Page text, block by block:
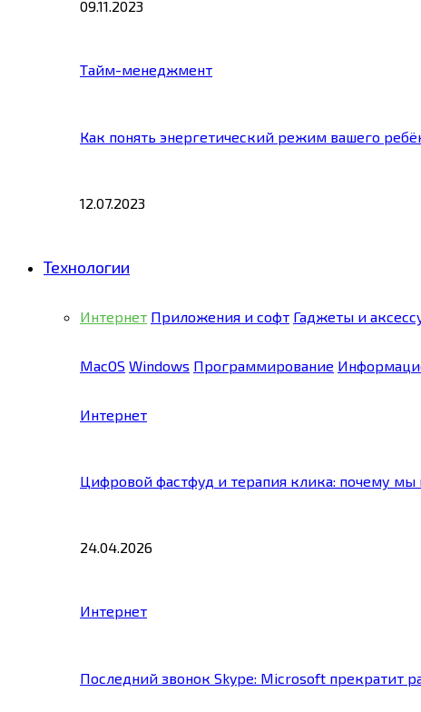
09.11.2023
Тайм-менеджмент
Как понять энергетический режим вашего
12.07.2023
Технологии
Интернет Приложения и софт Гаджеты и
MacOS Windows Программирование
Интернет
Цифровой фастфуд и терапия клика: почему
24.04.2026
Интернет
Последний звонок Skype: Microsoft прекратит